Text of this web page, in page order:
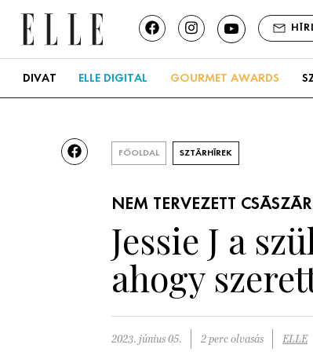
DIVAT ELLE DIGITAL GOURMET AWARDS
FŐOLDAL SZTÁRHÍREK
NEM TERVEZETT
Jessie J a
ahogy
2023. június 05. 2 perc olvasás ELLE